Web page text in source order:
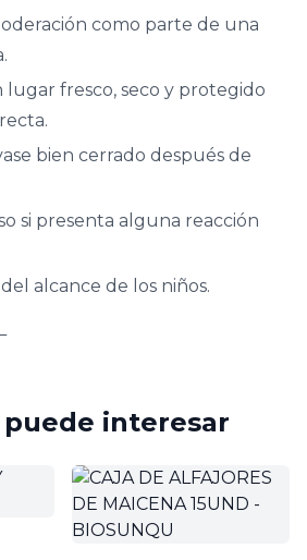
como parte de una
lugar fresco, seco y protegido
bien cerrado después de
si presenta alguna reacción
alcance de los niños.
interesar